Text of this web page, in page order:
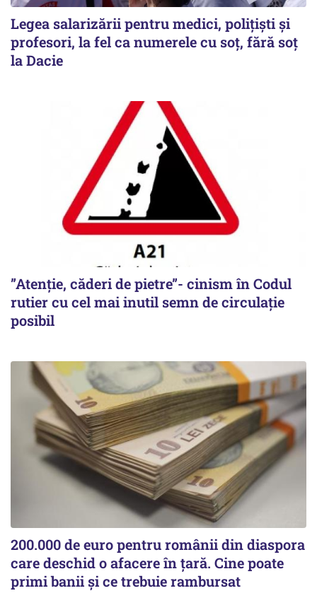
Legea salarizării pentru medici, polițiști și
profesori, la fel ca numerele cu soț, fără soț
la Dacie
”Atenție, căderi de pietre”- cinism în Codul
rutier cu cel mai inutil semn de circulație
posibil
200.000 de euro pentru românii din diaspora
care deschid o afacere în țară. Cine poate
primi banii și ce trebuie rambursat